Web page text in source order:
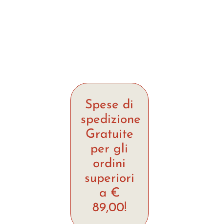
Spese di
spedizione
Gratuite
per gli
ordini
superiori
a €
89,00!